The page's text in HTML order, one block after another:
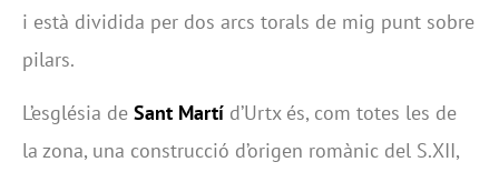
i està dividida per dos arcs torals de mig punt sobre
pilars.
L’església de Sant Martí d’Urtx és, com totes les de
la zona, una construcció d’origen romànic del S.XII,